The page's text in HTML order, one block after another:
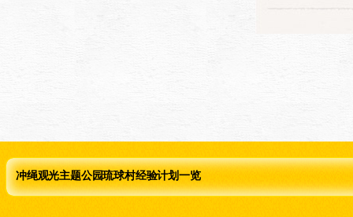
冲绳观光主题公园琉球村经验计划一览